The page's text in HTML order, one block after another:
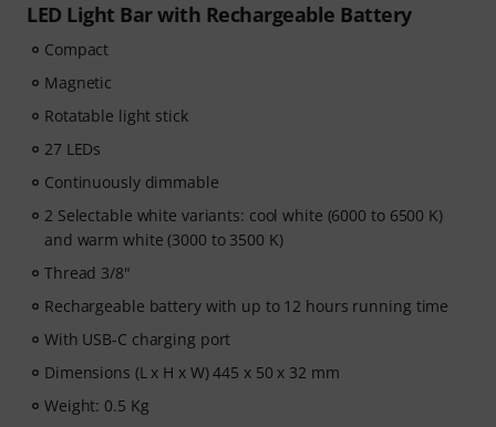
LED Light Bar with Rechargeable Battery
Compact
Magnetic
Rotatable light stick
27 LEDs
Continuously dimmable
2 Selectable white variants: cool white (6000 to 6500 K)
and warm white (3000 to 3500 K)
Thread 3/8"
Rechargeable battery with up to 12 hours running time
With USB-C charging port
Dimensions (L x H x W) 445 x 50 x 32 mm
Weight: 0.5 Kg